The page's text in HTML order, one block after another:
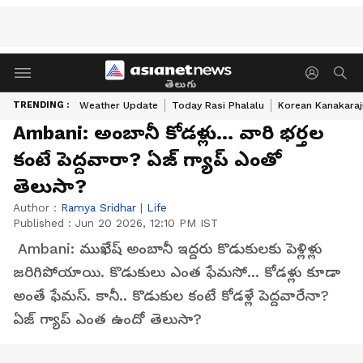
తెలుగు
TRENDING : Weather Update Today Rasi Phalalu Korean
Ambani: అంబానీ కోడళ్లు... వారి భర్తల
కంటే పెద్దవారా? ఏజ్ గ్యాప్ ఎంతో
తెలుసా?
Author : Ramya Sridhar | Life
Published : Jun 20 2026, 12:10 PM IST
Ambani: ముఖేష్ అంబానీ ఇద్దరు కొడుకులకు పెళ్లిళ్లు
జరిగిపోయాయి. కొడుకులు ఎంత ఫేమసో... కోడళ్లు కూడా
అంతే ఫేమస్. కానీ.. కొడుకుల కంటే కోడళ్లే పెద్దవారేనా?
ఏజ్ గ్యాప్ ఎంత ఉందో తెలుసా?